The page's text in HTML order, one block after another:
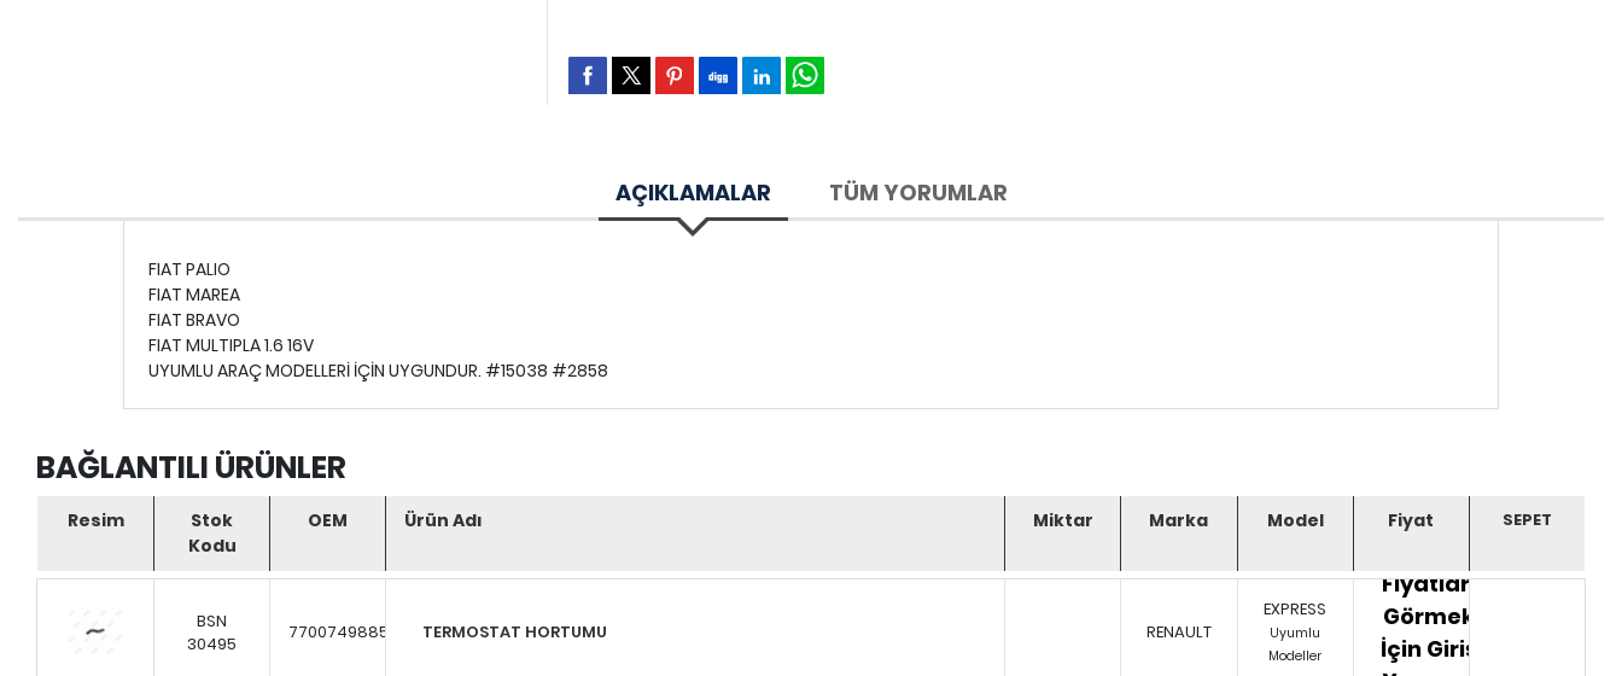
AÇIKLAMALAR TÜM YORUMLAR
FIAT PALIO
FIAT MAREA
FIAT BRAVO
FIAT MULTIPLA 1.6 16V
UYUMLU ARAÇ MODELLERİ İÇİN UYGUNDUR. #15038 #2858
BAĞLANTILI ÜRÜNLER
Resim
Stok
Kodu
OEM Ürün Adı Miktar Marka Model Fiyat
BSN
30495
7700749885 TERMOSTAT HORTUMU RENAULT
EXPRESS
Uyumlu
Modeller
Fiyatları
Görmek
İçin Giriş